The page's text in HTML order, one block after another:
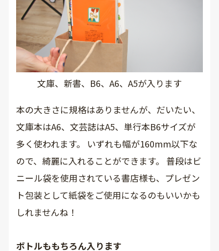
文庫、新書、B6、A6、A5が入ります
本の大きさに規格はありませんが、だいたい、
文庫本はA6、文芸誌はA5、単行本B6サイズが
多く使われます。 いずれも幅が160mm以下な
ので、綺麗に入れることができます。 普段はビ
ニール袋を使用されている書店様も、プレゼン
ト包装として紙袋をご使用になるのもいいかも
しれませんね！
ボトルももちろん入ります